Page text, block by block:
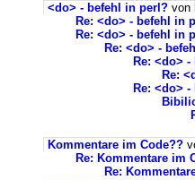
<do> - befehl in perl? von
Re: <do> - befehl in
Re: <do> - befehl in
Re: <do> -
Re: <do>
Re:
Re: <do>
Kommentare im Code??
Re: Kommentare im
Re: